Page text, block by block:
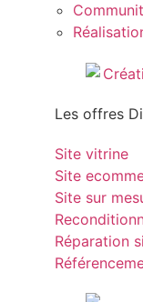
Les offres
Site vitrine
Site
Site sur
Réparation